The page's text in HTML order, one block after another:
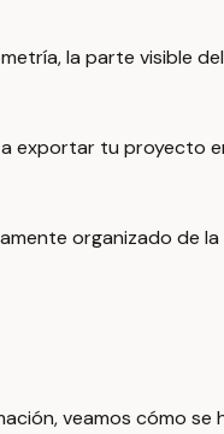
la parte visible
exportar tu proyecto
organizado de
veamos cómo se